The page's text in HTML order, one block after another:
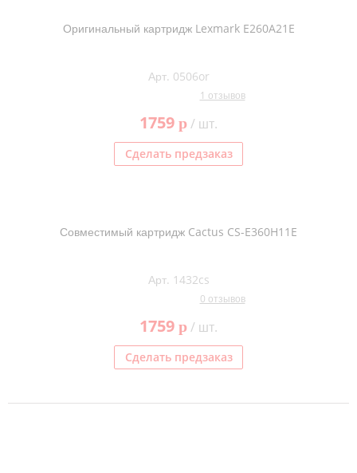
Оригинальный картридж Lexmark E260A21E
Арт. 0506or
1 отзывов
1759 p/ шт.
Сделать предзаказ
Совместимый картридж Cactus CS-E360H11E
Арт. 1432cs
0 отзывов
1759 p/ шт.
Сделать предзаказ